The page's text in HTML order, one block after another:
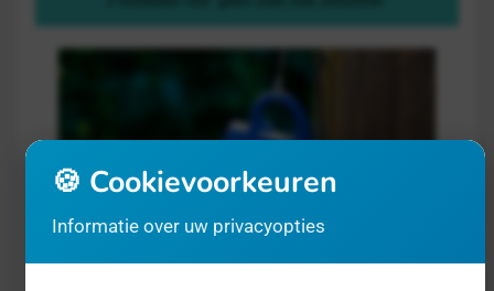
🍪 Cookievoorkeuren
Informatie over uw privacyopties